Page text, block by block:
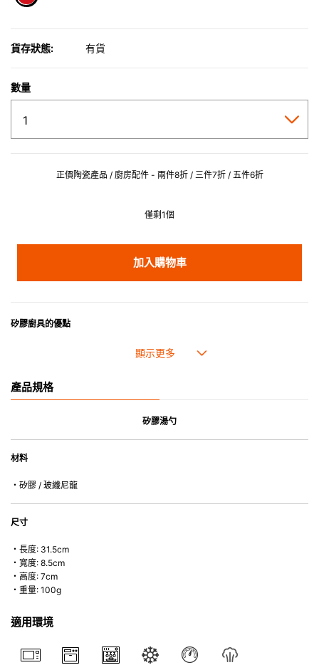
貨存狀態: 有貨
數量
正價陶瓷產品 / 廚房配件 - 兩件8折 / 三件7折 / 五件6折
僅剩1個
加入購物車
矽膠廚具的優點
• 耐熱高達250℃，耐冷低至-40℃。
• 耐熱耐冷，適用於微波爐、焗爐、蒸爐、雪櫃和冰箱。
產品規格
矽膠湯勺
材料
・矽膠 / 玻纖尼龍
尺寸
・長度: 31.5cm
・寬度: 8.5cm
・高度: 7cm
・重量: 100g
適用環境